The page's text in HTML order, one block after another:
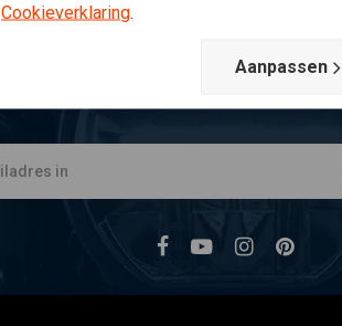
Op de hoogte
Cookieverklaring.
Aanpassen